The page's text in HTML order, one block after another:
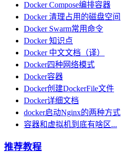
Docker Compose编排容器
Docker 清理占用的磁盘空间
Docker Swarm常用命令
Docker 知识点
Docker 中文文档（译）
Docker四种网络模式
Docker容器
Docker创建DockerFile文件
Docker详细文档
docker启动Nginx的两种方式
容器和虚拟机到底有啥区...
推荐教程